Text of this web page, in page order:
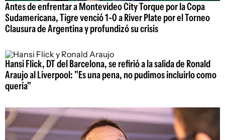
Antes de enfrentar a Montevideo City Torque por la Copa
Sudamericana, Tigre venció 1-0 a River Plate por el Torneo
Clausura de Argentina y profundizó su crisis
Hansi Flick, DT del Barcelona, se refirió a la salida de Ronald
Araujo al Liverpool: "Es una pena, no pudimos incluirlo como
quería"